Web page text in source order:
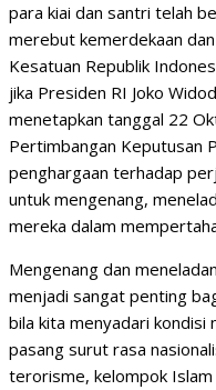
para kiai dan santri telah
merebut kemerdekaan
Kesatuan Republik
jika Presiden RI Joko
menetapkan tanggal 22
Pertimbangan Keputusan
penghargaan terhadap
untuk mengenang,
mereka dalam
Mengenang dan
menjadi sangat penting
bila kita menyadari kondisi
pasang surut rasa
terorisme, kelompok